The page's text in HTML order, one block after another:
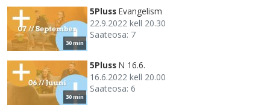
30 min
5Pluss Evangelism
22.9.2022 kell 20.30
Saateosa: 7
30 min
5Pluss N 16.6.
16.6.2022 kell 20.00
Saateosa: 6